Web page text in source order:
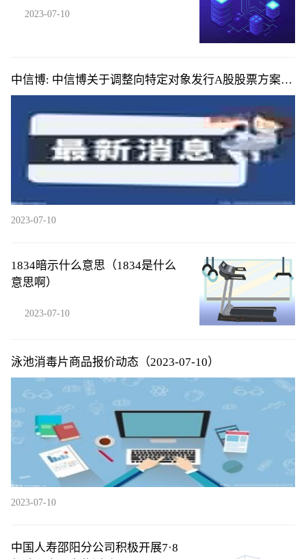
2023-07-10
中信博: 中信博关于调整向特定对象发行A股股票方案的
公告
2023-07-10
1834暗示什么意思（1834是什么
意思啊）
2023-07-10
泳池消毒片商品报价动态（2023-07-10）
2023-07-10
中国人寿邵阳分公司积极开展7·8